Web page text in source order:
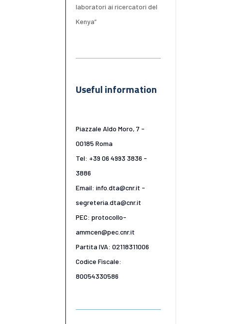
laboratori ai ricercatori del
Kenya”
Useful information
Piazzale Aldo Moro, 7 -
00185 Roma
Tel: +39 06 4993 3836 -
3886
Email: info.dta@cnr.it -
segreteria.dta@cnr.it
PEC: protocollo-
ammcen@pec.cnr.it
Partita IVA: 02118311006
Codice Fiscale:
80054330586